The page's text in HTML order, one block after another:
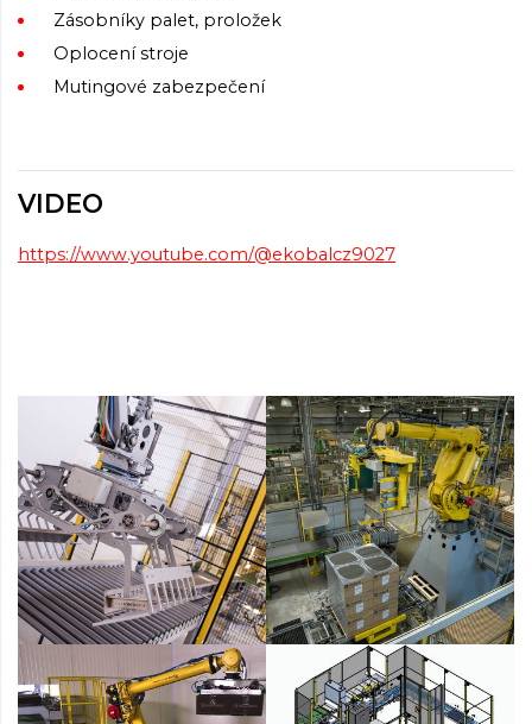
Zásobníky palet, proložek
Oplocení stroje
Mutingové zabezpečení
VIDEO
https://www.youtube.com/@ekobalcz9027